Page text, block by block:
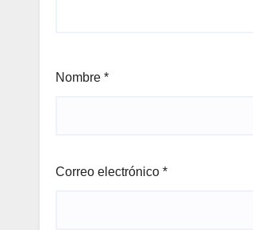
Nombre *
Correo electrónico *